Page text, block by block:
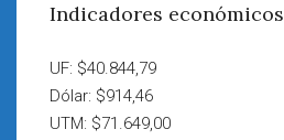
Indicadores económicos
UF: $40.844,79
Dólar: $914,46
UTM: $71.649,00